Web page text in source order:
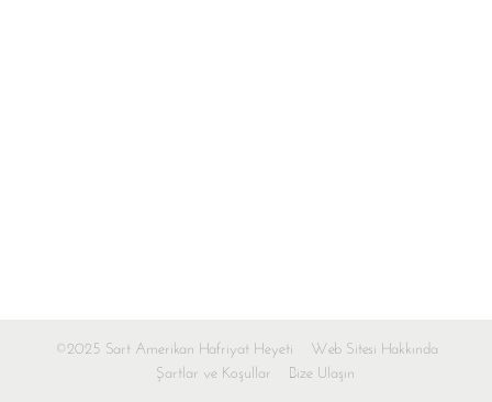
©2025 Sart Amerikan Hafriyat Heyeti
Web Sitesi Hakkında
Şartlar ve Koşullar
Bize Ulaşın